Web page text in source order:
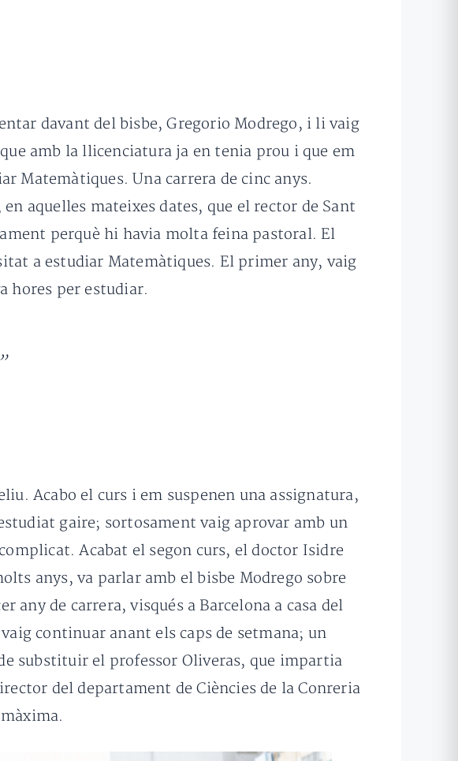
davant del bisbe, Gregorio Modrego, i li vaig
amb la llicenciatura ja en tenia prou i que em
Matemàtiques. Una carrera de cinc anys.
aquelles mateixes dates, que el rector de Sant
perquè hi havia molta feina pastoral. El
a estudiar Matemàtiques. El primer any, vaig
hores per estudiar.
Acabo el curs i em suspenen una assignatura,
gaire; sortosament vaig aprovar amb un
Acabat el segon curs, el doctor Isidre
anys, va parlar amb el bisbe Modrego sobre
any de carrera, visqués a Barcelona a casa del
continuar anant els caps de setmana; un
substituir el professor Oliveras, que impartia
del departament de Ciències de la Conreria